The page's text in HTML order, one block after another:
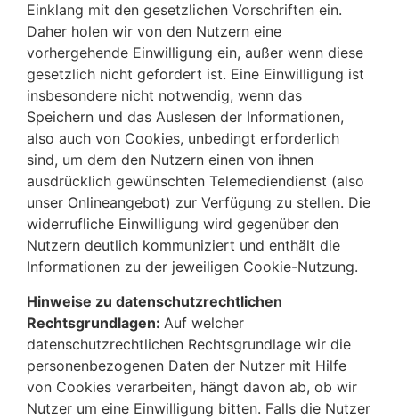
Einklang mit den gesetzlichen Vorschriften ein.
Daher holen wir von den Nutzern eine
vorhergehende Einwilligung ein, außer wenn diese
gesetzlich nicht gefordert ist. Eine Einwilligung ist
insbesondere nicht notwendig, wenn das
Speichern und das Auslesen der Informationen,
also auch von Cookies, unbedingt erforderlich
sind, um dem den Nutzern einen von ihnen
ausdrücklich gewünschten Telemediendienst (also
unser Onlineangebot) zur Verfügung zu stellen. Die
widerrufliche Einwilligung wird gegenüber den
Nutzern deutlich kommuniziert und enthält die
Informationen zu der jeweiligen Cookie-Nutzung.
Hinweise zu datenschutzrechtlichen
Rechtsgrundlagen: Auf welcher
datenschutzrechtlichen Rechtsgrundlage wir die
personenbezogenen Daten der Nutzer mit Hilfe
von Cookies verarbeiten, hängt davon ab, ob wir
Nutzer um eine Einwilligung bitten. Falls die Nutzer